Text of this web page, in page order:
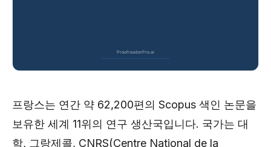
프랑스는 연간 약 62,200편의 Scopus 색인 논문을
보유한 세계 11위의 연구 생산국입니다. 국가는 대
학, 그랑제콜, CNRS(Centre National de la